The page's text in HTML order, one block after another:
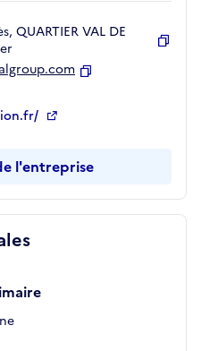
QUARTIER VAL DE
l'entreprise